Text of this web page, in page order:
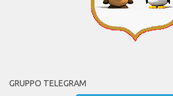
GRUPPO TELEGRAM